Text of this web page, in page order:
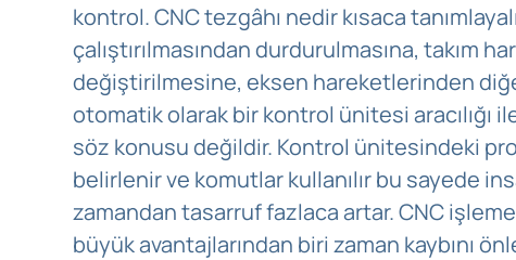
kontrol. CNC tezgâhı nedir kısaca
çalıştırılmasından durdurulmasına, takım
değiştirilmesine, eksen hareketlerinden
otomatik olarak bir kontrol ünitesi aracılığı
söz konusu değildir. Kontrol ünitesindeki
belirlenir ve komutlar kullanılır bu sayede
zamandan tasarruf fazlaca artar. CNC
büyük avantajlarından biri zaman kaybını